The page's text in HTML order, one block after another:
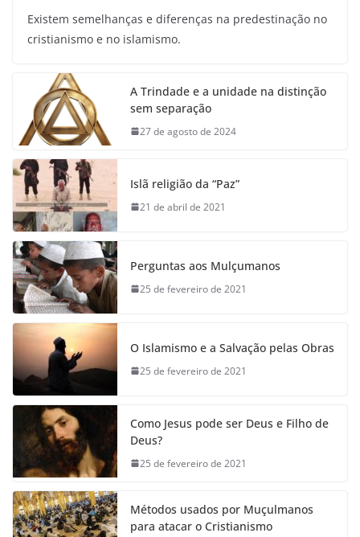
Existem semelhanças e diferenças na predestinação no
cristianismo e no islamismo.
A Trindade e a unidade na distinção
sem separação
27 de agosto de 2024
Islã religião da “Paz”
21 de abril de 2021
Perguntas aos Mulçumanos
25 de fevereiro de 2021
O Islamismo e a Salvação pelas Obras
25 de fevereiro de 2021
Como Jesus pode ser Deus e Filho de
Deus?
25 de fevereiro de 2021
Métodos usados por Muçulmanos
para atacar o Cristianismo